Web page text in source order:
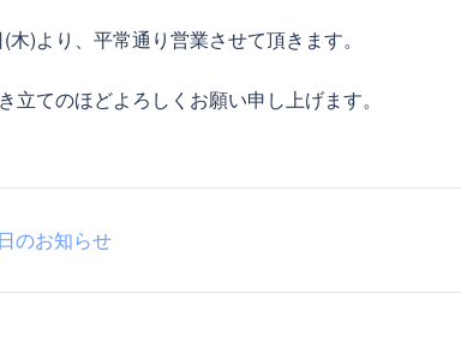
)より、平常通り営業させて頂きます。
立てのほどよろしくお願い申し上げます。
のお知らせ